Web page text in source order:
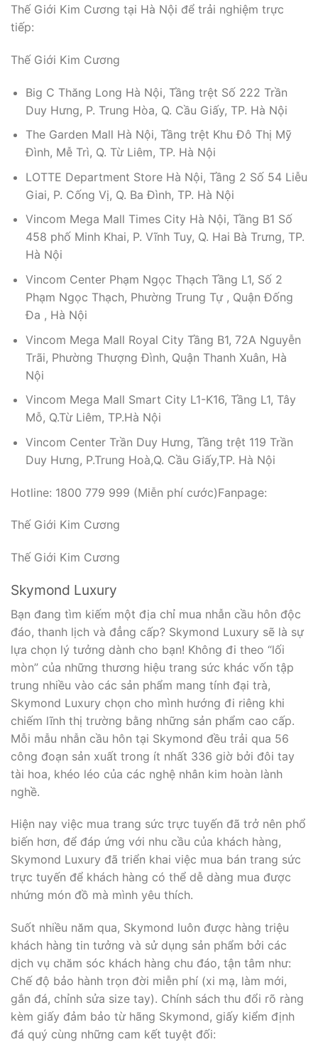
Thế Giới Kim Cương tại Hà Nội để trải nghiệm trực
tiếp:
Thế Giới Kim Cương
Big C Thăng Long Hà Nội, Tầng trệt Số 222 Trần
Duy Hưng, P. Trung Hòa, Q. Cầu Giấy, TP. Hà Nội
The Garden Mall Hà Nội, Tầng trệt Khu Đô Thị Mỹ
Đình, Mễ Trì, Q. Từ Liêm, TP. Hà Nội
LOTTE Department Store Hà Nội, Tầng 2 Số 54 Liễu
Giai, P. Cống Vị, Q. Ba Đình, TP. Hà Nội
Vincom Mega Mall Times City Hà Nội, Tầng B1 Số
458 phố Minh Khai, P. Vĩnh Tuy, Q. Hai Bà Trưng, TP.
Hà Nội
Vincom Center Phạm Ngọc Thạch Tầng L1, Số 2
Phạm Ngọc Thạch, Phường Trung Tự , Quận Đống
Đa , Hà Nội
Vincom Mega Mall Royal City Tầng B1, 72A Nguyễn
Trãi, Phường Thượng Đình, Quận Thanh Xuân, Hà
Nội
Vincom Mega Mall Smart City L1-K16, Tầng L1, Tây
Mỗ, Q.Từ Liêm, TP.Hà Nội
Vincom Center Trần Duy Hưng, Tầng trệt 119 Trần
Duy Hưng, P.Trung Hoà,Q. Cầu Giấy,TP. Hà Nội
Hotline: 1800 779 999 (Miễn phí cước)Fanpage:
Thế Giới Kim Cương
Thế Giới Kim Cương
Skymond Luxury
Bạn đang tìm kiếm một địa chỉ mua nhẫn cầu hôn độc
đáo, thanh lịch và đẳng cấp? Skymond Luxury sẽ là sự
lựa chọn lý tưởng dành cho bạn! Không đi theo “lối
mòn” của những thương hiệu trang sức khác vốn tập
trung nhiều vào các sản phẩm mang tính đại trà,
Skymond Luxury chọn cho mình hướng đi riêng khi
chiếm lĩnh thị trường bằng những sản phẩm cao cấp.
Mỗi mẫu nhẫn cầu hôn tại Skymond đều trải qua 56
công đoạn sản xuất trong ít nhất 336 giờ bởi đôi tay
tài hoa, khéo léo của các nghệ nhân kim hoàn lành
nghề.
Hiện nay việc mua trang sức trực tuyến đã trở nên phổ
biến hơn, để đáp ứng với nhu cầu của khách hàng,
Skymond Luxury đã triển khai việc mua bán trang sức
trực tuyến để khách hàng có thể dễ dàng mua được
nhứng món đồ mà mình yêu thích.
Suốt nhiều năm qua, Skymond luôn được hàng triệu
khách hàng tin tưởng và sử dụng sản phẩm bởi các
dịch vụ chăm sóc khách hàng chu đáo, tận tâm như:
Chế độ bảo hành trọn đời miễn phí (xi mạ, làm mới,
gắn đá, chỉnh sửa size tay). Chính sách thu đổi rõ ràng
kèm giấy đảm bảo từ hãng Skymond, giấy kiểm định
đá quý cùng những cam kết tuyệt đối: